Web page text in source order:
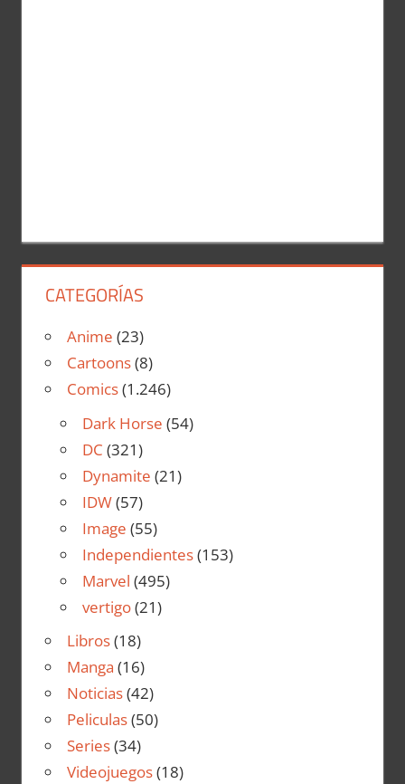
CATEGORÍAS
Anime (23)
Cartoons(8)
Comics(1.246)
Dark Horse (54)
DC (321)
Dynamite (21)
IDW(57)
Image (55)
Independientes(153)
Marvel (495)
vertigo(21)
Libros(18)
Manga (16)
Noticias(42)
Peliculas(50)
Series(34)
Videojuegos(18)